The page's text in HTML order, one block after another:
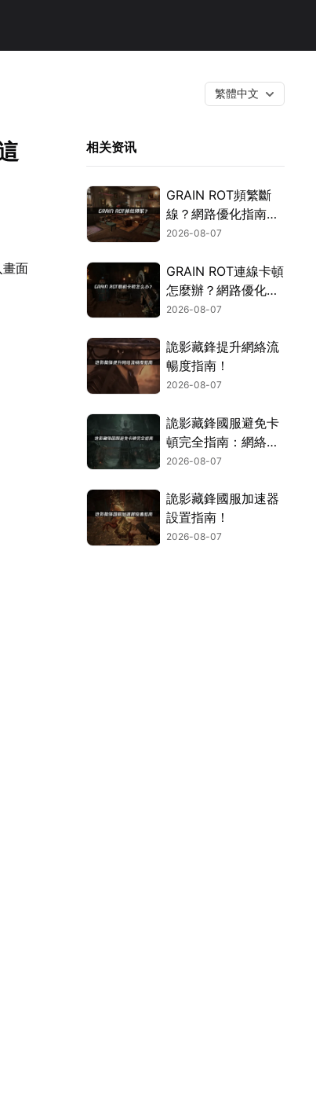
繁體中文
畫面
相关资讯
GRAIN ROT頻繁斷
線？網路優化指南一
次搞定！
2026-08-07
GRAIN ROT連線卡頓
怎麼辦？網路優化這
樣解決！
2026-08-07
詭影藏鋒提升網絡流
暢度指南！
2026-08-07
詭影藏鋒國服避免卡
頓完全指南：網絡優
化與解決技巧！
2026-08-07
詭影藏鋒國服加速器
設置指南！
2026-08-07